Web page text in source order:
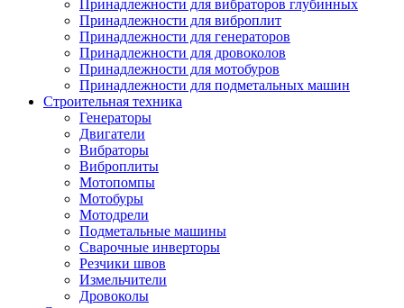
Принадлежности для вибраторов глубинных
Принадлежности для виброплит
Принадлежности для генераторов
Принадлежности для дровоколов
Принадлежности для мотобуров
Принадлежности для подметальных машин
Строительная техника
Генераторы
Двигатели
Вибраторы
Виброплиты
Мотопомпы
Мотобуры
Мотодрели
Подметальные машины
Сварочные инверторы
Резчики швов
Измельчители
Дровоколы